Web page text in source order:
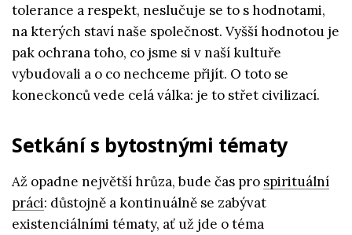
tolerance a respekt, neslučuje se to s hodnotami,
na kterých staví naše společnost. Vyšší hodnotou je
pak ochrana toho, co jsme si v naší kultuře
vybudovali a o co nechceme přijít. O toto se
koneckonců vede celá válka: je to střet civilizací.
Setkání s bytostnými tématy
Až opadne největší hrůza, bude čas pro spirituální
práci: důstojně a kontinuálně se zabývat
existenciálními tématy, ať už jde o téma